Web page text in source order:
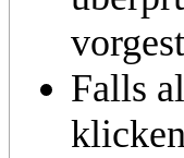
Falls